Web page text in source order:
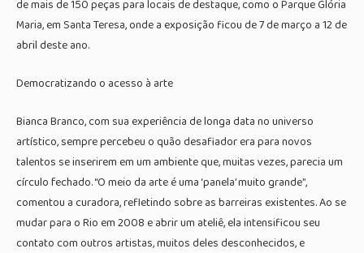
de mais de 150 peças para locais de destaque, como o Parque Glória
Maria, em Santa Teresa, onde a exposição ficou de 7 de março a 12 de
abril deste ano.
Democratizando o acesso à arte
Bianca Branco, com sua experiência de longa data no universo
artístico, sempre percebeu o quão desafiador era para novos
talentos se inserirem em um ambiente que, muitas vezes, parecia um
círculo fechado. “O meio da arte é uma ‘panela’ muito grande”,
comentou a curadora, refletindo sobre as barreiras existentes. Ao se
mudar para o Rio em 2008 e abrir um ateliê, ela intensificou seu
contato com outros artistas, muitos deles desconhecidos, e